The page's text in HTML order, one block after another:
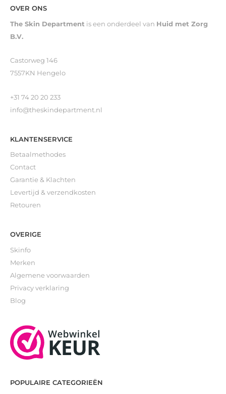
OVER ONS
The Skin Department is een onderdeel van Huid met Zorg
B.V.
Castorweg 146
7557KN Hengelo
+31 74 20 20 233
info@theskindepartment.nl
KLANTENSERVICE
Betaalmethodes
Contact
Garantie & Klachten
Levertijd & verzendkosten
Retouren
OVERIGE
Skinfo
Merken
Algemene voorwaarden
Privacy verklaring
Blog
POPULAIRE CATEGORIEËN